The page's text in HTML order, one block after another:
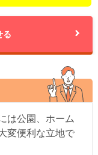
る
は公園、ホーム
変便利な立地で